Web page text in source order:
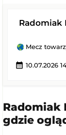
Radomiak
Mecz
calendar_month 10.07.2026
Radomiak
gdzie